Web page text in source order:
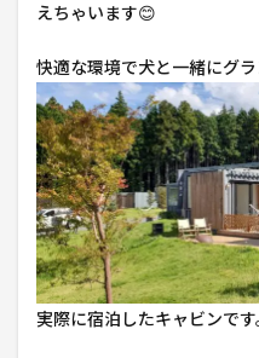
えちゃいます😊
快適な環境で犬と一緒にグ
実際に宿泊したキャビンです